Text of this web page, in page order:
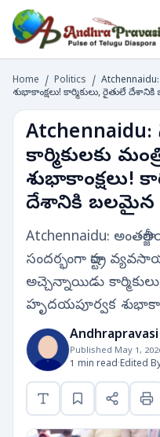
Home / Politics /
శుభాకాంక్షలు! కార్మికులు, రైతులే
Atchennaidu:
కార్మికులకు
శుభాకాంక్షలు!
దేశానికి బలమైన
Atchennaidu:
సందర్భంగా రాష్ట్ర
అచ్చెన్నాయిడు
హృదయపూర్వక
Published May 1,
1 min read·Edited